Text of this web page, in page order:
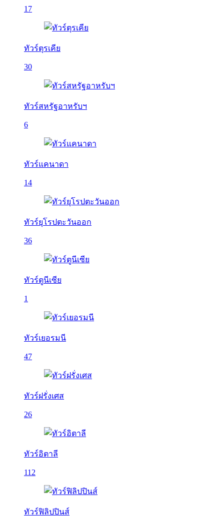
17
ทัวร์ตุรเคีย
30
ทัวร์สหรัฐอาหรับฯ
6
ทัวร์แคนาดา
14
ทัวร์ยุโรปตะวันออก
36
ทัวร์ตูนีเซีย
1
ทัวร์เยอรมนี
47
ทัวร์ฝรั่งเศส
26
ทัวร์อิตาลี
112
ทัวร์ฟิลิปปินส์